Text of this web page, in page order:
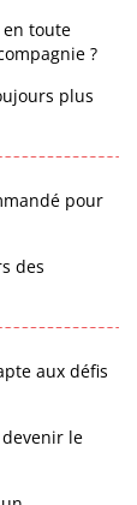
en toute
?
plus
pour
des
aux défis
le